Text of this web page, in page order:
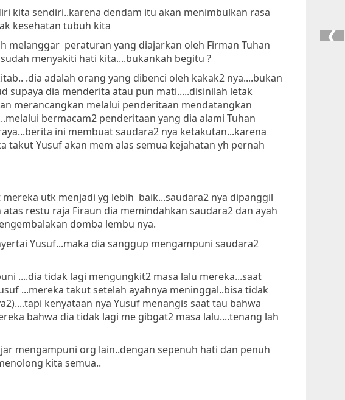
kita sendiri..karena dendam itu akan menimbulkan rasa
kesehatan tubuh kita
melanggar peraturan yang diajarkan oleh Firman Tuhan
menyakiti hati kita....bukankah begitu ?
.dia adalah orang yang dibenci oleh kakak2 nya....bukan
supaya dia menderita atau pun mati.....disinilah letak
merancangkan melalui penderitaan mendatangkan
bermacam2 penderitaan yang dia alami Tuhan
ini membuat saudara2 nya ketakutan...karena
takut Yusuf akan mem alas semua kejahatan yh pernah
utk menjadi yg lebih baik...saudara2 nya dipanggil
restu raja Firaun dia memindahkan saudara2 dan ayah
domba lembu nya.
Yusuf...maka dia sanggup mengampuni saudara2
....dia tidak lagi mengungkit2 masa lalu mereka...saat
...mereka takut setelah ayahnya meninggal..bisa tidak
kenyataan nya Yusuf menangis saat tau bahwa
bahwa dia tidak lagi me gibgat2 masa lalu....tenang lah
mengampuni org lain..dengan sepenuh hati dan penuh
kita semua..